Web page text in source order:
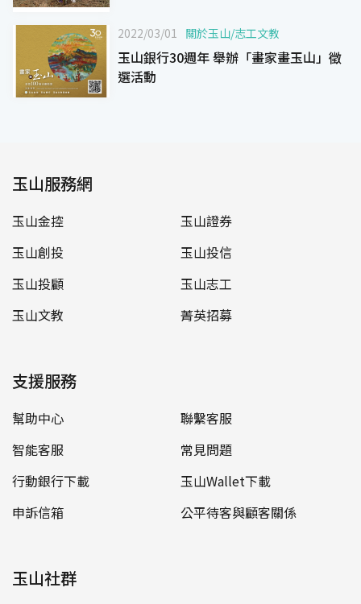
2022/03/01 關於玉山/志工文教
玉山銀行30週年 舉辦「畫家畫玉山」徵
選活動
玉山服務網
玉山金控
玉山證券
玉山創投
玉山投信
玉山投顧
玉山志工
玉山文教
菁英招募
支援服務
幫助中心
聯繫客服
智能客服
常見問題
行動銀行下載
玉山Wallet下載
申訴信箱
公平待客與顧客關係
玉山社群